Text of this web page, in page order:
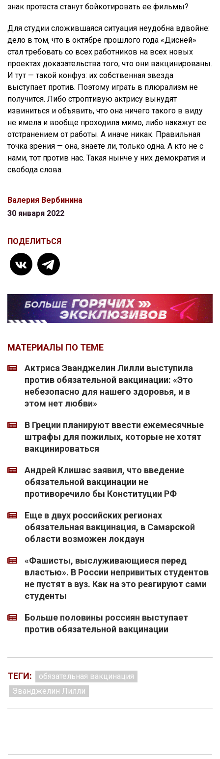
знак протеста станут бойкотировать ее фильмы?
Для студии сложившаяся ситуация неудобна вдвойне:
дело в том, что в октябре прошлого года «Дисней»
стал требовать со всех работников на всех новых
проектах доказательства того, что они вакцинированы.
И тут — такой конфуз: их собственная звезда
выступает против. Поэтому играть в плюрализм не
получится. Либо строптивую актрису вынудят
извиниться и объявить, что она ничего такого в виду
не имела и вообще проходила мимо, либо накажут ее
отстранением от работы. А иначе никак. Правильная
точка зрения — она, знаете ли, только одна. А кто не с
нами, тот против нас. Такая нынче у них демократия и
свобода слова.
Валерия Вербинина
30 января 2022
ПОДЕЛИТЬСЯ
МАТЕРИАЛЫ ПО ТЕМЕ
Актриса Эванджелин Лилли выступила
против обязательной вакцинации: «Это
небезопасно для нашего здоровья, и в
этом нет любви»
В Греции планируют ввести ежемесячные
штрафы для пожилых, которые не хотят
вакцинироваться
Андрей Клишас заявил, что введение
обязательной вакцинации не
противоречило бы Конституции РФ
Еще в двух российских регионах
обязательная вакцинация, в Самарской
области возможен локдаун
«Фашисты, выслуживающиеся перед
властью». В России непривитых студентов
не пустят в вуз. Как на это реагируют сами
студенты
Больше половины россиян выступает
против обязательной вакцинации
ТЕГИ:
обязательная вакцинация
Эванджелин Лилли